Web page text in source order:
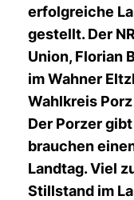
erfolgreiche
gestellt. Der
Union, Florian
im Wahner
Wahlkreis
Der Porzer
brauchen
Landtag. Viel
Stillstand im